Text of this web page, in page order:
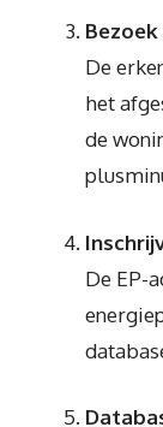
De
het
de
De EP-